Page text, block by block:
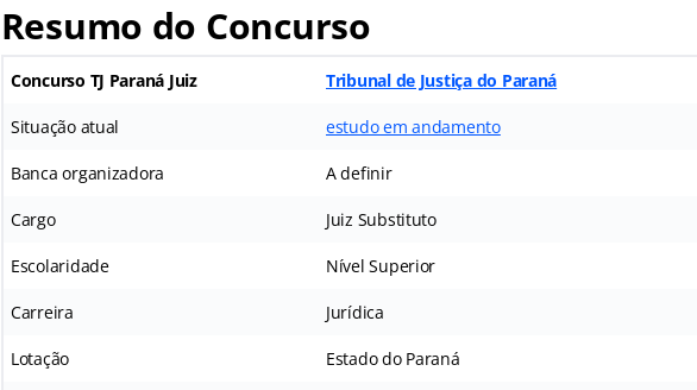
Resumo do Concurso
Concurso TJ Paraná Juiz Tribunal de Justiça do Paraná
Situação atual estudo em andamento
Banca organizadora A definir
Cargo Juiz Substituto
Escolaridade Nível Superior
Carreira Jurídica
Lotação Estado do Paraná